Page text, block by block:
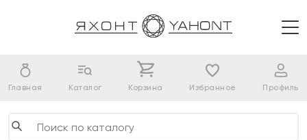
Главная Каталог Корзина Избранное Профиль